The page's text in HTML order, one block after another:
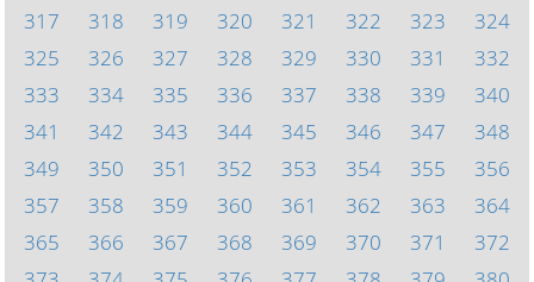
317
318 319 320 321 322 323
324
325
326 327 328 329 330 331
332
333
334 335 336 337 338 339
340
341
342 343 344 345 346 347
348
349
350 351 352 353 354 355
356
357
358 359 360 361 362 363
364
365
366 367 368 369 370 371
372